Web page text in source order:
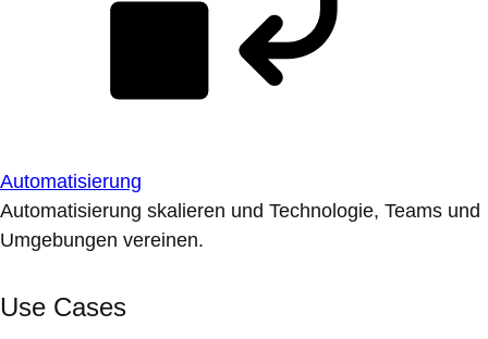
Automatisierung
Automatisierung skalieren und Technologie, Teams und
Umgebungen vereinen.
Use Cases